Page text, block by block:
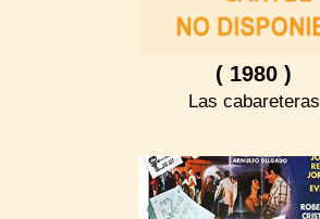
( 1980 )
Las cabareteras